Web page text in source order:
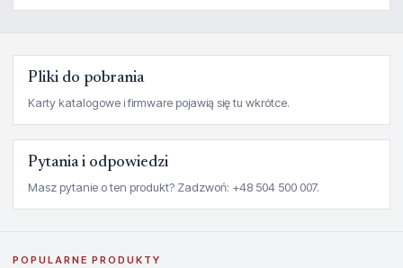
Pliki do pobrania
Karty katalogowe i firmware pojawią się tu wkrótce.
Pytania i odpowiedzi
Masz pytanie o ten produkt? Zadzwoń: +48 504 500 007.
POPULARNE PRODUKTY